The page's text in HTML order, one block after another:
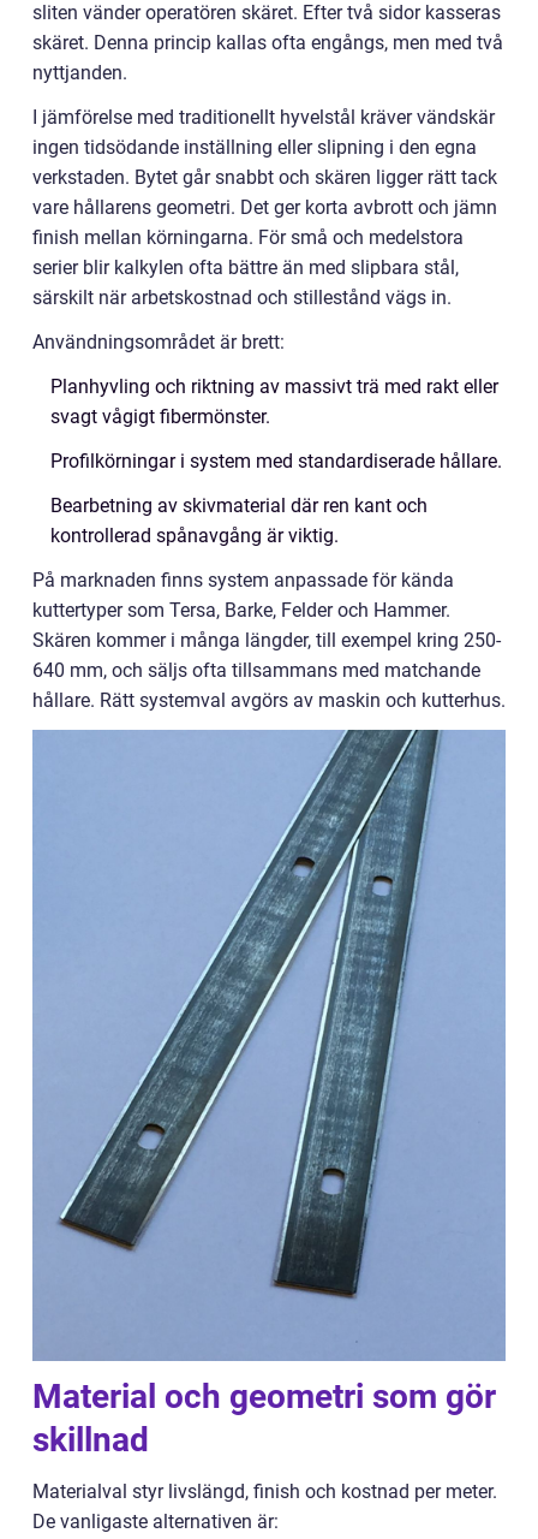
sliten vänder operatören skäret. Efter två sidor kasseras
skäret. Denna princip kallas ofta engångs, men med två
nyttjanden.
I jämförelse med traditionellt hyvelstål kräver vändskär
ingen tidsödande inställning eller slipning i den egna
verkstaden. Bytet går snabbt och skären ligger rätt tack
vare hållarens geometri. Det ger korta avbrott och jämn
finish mellan körningarna. För små och medelstora
serier blir kalkylen ofta bättre än med slipbara stål,
särskilt när arbetskostnad och stillestånd vägs in.
Användningsområdet är brett:
Planhyvling och riktning av massivt trä med rakt eller
svagt vågigt fibermönster.
Profilkörningar i system med standardiserade hållare.
Bearbetning av skivmaterial där ren kant och
kontrollerad spånavgång är viktig.
På marknaden finns system anpassade för kända
kuttertyper som Tersa, Barke, Felder och Hammer.
Skären kommer i många längder, till exempel kring 250-
640 mm, och säljs ofta tillsammans med matchande
hållare. Rätt systemval avgörs av maskin och kutterhus.
Material och geometri som gör
skillnad
Materialval styr livslängd, finish och kostnad per meter.
De vanligaste alternativen är: